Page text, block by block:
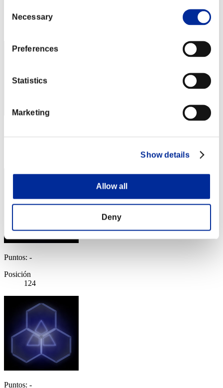
Selection
Necessary
Preferences
Statistics
Marketing
Show details
Allow all
Deny
Posición
Puntos: -
Posición
124
Puntos: -